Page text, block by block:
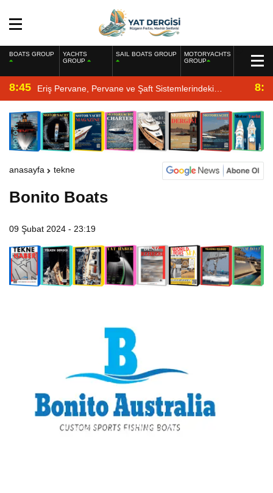
BOATS GROUP
YACHTS
GROUP
SAIL BOATS GROUP
MOTORYACHTS
GROUP
8:45 Eriş Pervane, Pervane ve Şaft Sistemlerindeki
Uzmanlığıyla Yat Dergisi’nde
anasayfa tekne
Bonito Boats
09 Şubat 2024 - 23:19